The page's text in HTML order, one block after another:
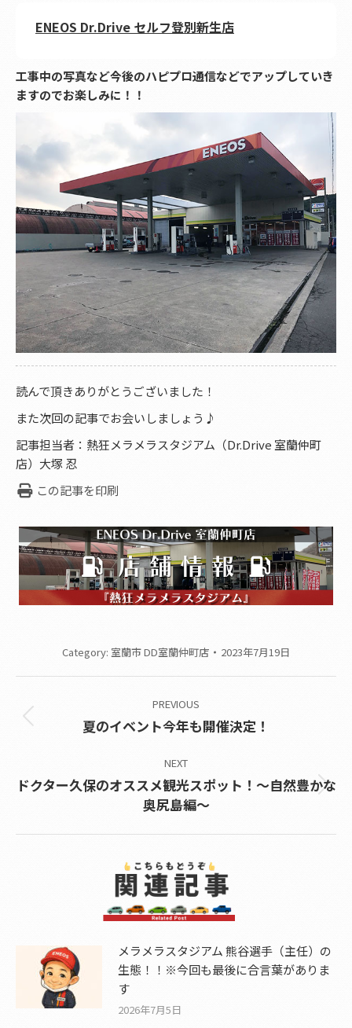
ENEOS Dr.Drive セルフ登別新生店
工事中の写真など今後のハピプロ通信などでアップしていき
ますのでお楽しみに！！
読んで頂きありがとうございました！
また次回の記事でお会いしましょう♪
記事担当者：熱狂メラメラスタジアム（Dr.Drive 室蘭仲町
店）大塚 忍
この記事を印刷
Category: 室蘭市 DD室蘭仲町店 2023年7月19日
navigation
PREVIOUS
Previous
夏のイベント今年も開催決定！
NEXT
Next
post:
ドクター久保のオススメ観光スポット！～自然豊かな
奥尻島編～
メラメラスタジアム 熊谷選手（主任）の
生態！！※今回も最後に合言葉がありま
す
2026年7月5日